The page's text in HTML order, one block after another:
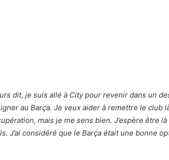
dit, je suis allé à City pour revenir dans un
au Barça. Je veux aider à remettre le club
mais je me sens bien. J’espère être
J’ai considéré que le Barça était une bonne